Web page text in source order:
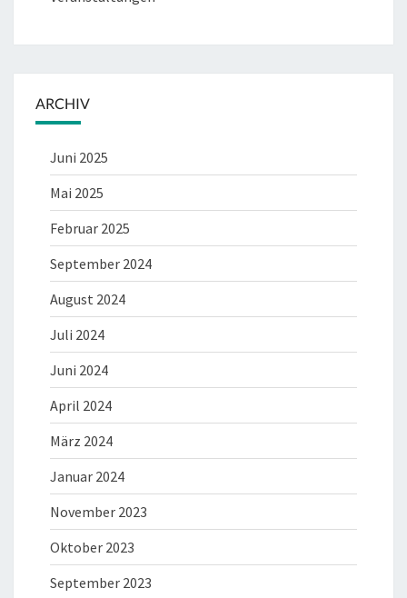
ARCHIV
Juni 2025
Mai 2025
Februar 2025
September 2024
August 2024
Juli 2024
Juni 2024
April 2024
März 2024
Januar 2024
November 2023
Oktober 2023
September 2023